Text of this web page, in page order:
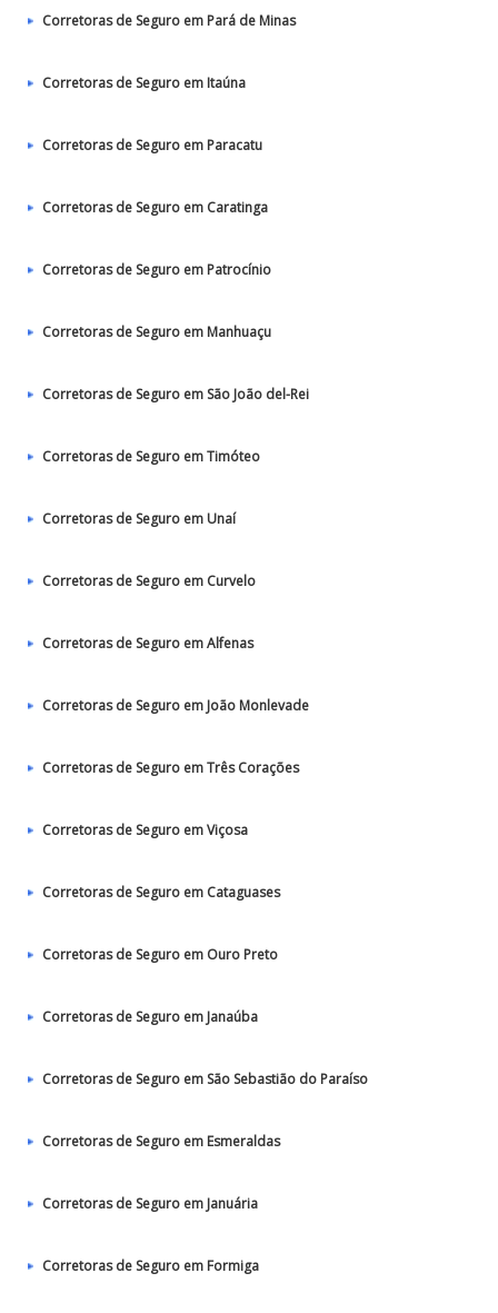
Corretoras de Seguro em Pará de Minas
Corretoras de Seguro em Itaúna
Corretoras de Seguro em Paracatu
Corretoras de Seguro em Caratinga
Corretoras de Seguro em Patrocínio
Corretoras de Seguro em Manhuaçu
Corretoras de Seguro em São João del-Rei
Corretoras de Seguro em Timóteo
Corretoras de Seguro em Unaí
Corretoras de Seguro em Curvelo
Corretoras de Seguro em Alfenas
Corretoras de Seguro em João Monlevade
Corretoras de Seguro em Três Corações
Corretoras de Seguro em Viçosa
Corretoras de Seguro em Cataguases
Corretoras de Seguro em Ouro Preto
Corretoras de Seguro em Janaúba
Corretoras de Seguro em São Sebastião do Paraíso
Corretoras de Seguro em Esmeraldas
Corretoras de Seguro em Januária
Corretoras de Seguro em Formiga